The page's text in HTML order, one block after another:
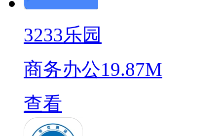
3233乐园
商务办公19.87M
查看